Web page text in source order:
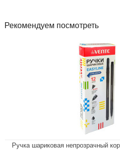
Рекомендуем посмотреть
Ручка шариковая непрозрачный